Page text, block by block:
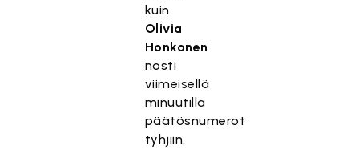
kuin
Olivia
Honkonen
nosti
viimeisellä
minuutilla
päätösnumerot
tyhjiin.